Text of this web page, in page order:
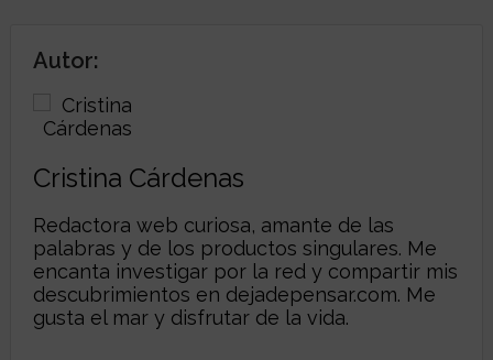
Autor:
Cristina Cárdenas
Redactora web curiosa, amante de las
palabras y de los productos singulares. Me
encanta investigar por la red y compartir mis
descubrimientos en dejadepensar.com. Me
gusta el mar y disfrutar de la vida.